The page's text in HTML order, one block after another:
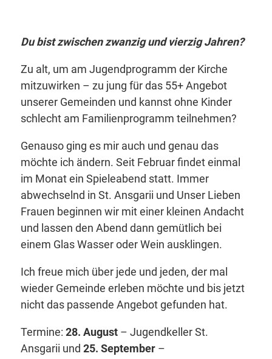
Du bist zwischen zwanzig und vierzig Jahren?
Zu alt, um am Jugendprogramm der Kirche
mitzuwirken – zu jung für das 55+ Angebot
unserer Gemeinden und kannst ohne Kinder
schlecht am Familienprogramm teilnehmen?
Genauso ging es mir auch und genau das
möchte ich ändern. Seit Februar findet einmal
im Monat ein Spieleabend statt. Immer
abwechselnd in St. Ansgarii und Unser Lieben
Frauen beginnen wir mit einer kleinen Andacht
und lassen den Abend dann gemütlich bei
einem Glas Wasser oder Wein ausklingen.
Ich freue mich über jede und jeden, der mal
wieder Gemeinde erleben möchte und bis jetzt
nicht das passende Angebot gefunden hat.
Termine: 28. August – Jugendkeller St.
Ansgarii und 25. September –